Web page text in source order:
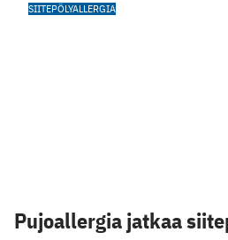
SIITEPÖLYALLERGIA
Pujoallergia jatkaa